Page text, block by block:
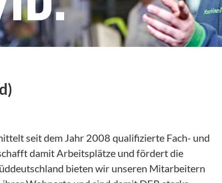
seit dem Jahr 2008 qualifizierte Fach- und
damit Arbeitsplätze und fördert die
bieten wir unseren Mitarbeitern